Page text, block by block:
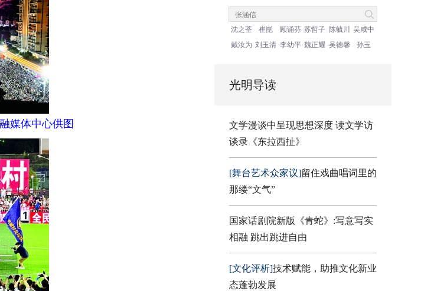
媒体中心供图
沈之荃 崔崑 顾诵芬 苏哲子 陈毓川
吴咸中
戴汝为 刘玉清 李幼平 魏正耀 吴德馨 孙玉
光明导读
文学漫谈中呈现思想深度 读文学访
谈录《东拉西扯》
[舞台艺术众家议]留住戏曲唱词里的
那缕“文气”
国家话剧院新版《青蛇》:写意写实
相融 跳出跳进自由
[文化评析]技术赋能，助推文化新业
态蓬勃发展